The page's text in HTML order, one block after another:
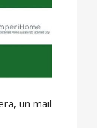
un mail